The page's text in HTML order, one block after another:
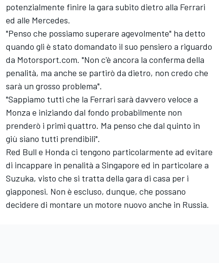
potenzialmente finire la gara subito dietro alla Ferrari
ed alle Mercedes.
"Penso che possiamo superare agevolmente" ha detto
quando gli è stato domandato il suo pensiero a riguardo
da Motorsport.com. "Non c'è ancora la conferma della
penalità, ma anche se partirò da dietro, non credo che
sarà un grosso problema".
"Sappiamo tutti che la Ferrari sarà davvero veloce a
Monza e iniziando dal fondo probabilmente non
prenderò i primi quattro. Ma penso che dal quinto in
giù siano tutti prendibili".
Red Bull e Honda ci tengono particolarmente ad evitare
di incappare in penalità a Singapore ed in particolare a
Suzuka, visto che si tratta della gara di casa per i
giapponesi. Non è escluso, dunque, che possano
decidere di montare un motore nuovo anche in Russia.